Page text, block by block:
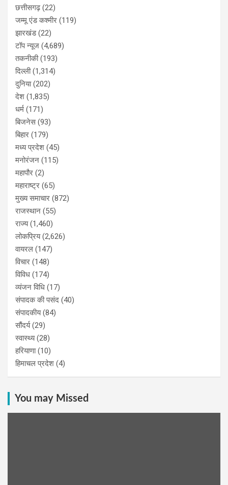
छत्तीसगढ़(22)
जम्मू एंड कश्मीर (119)
झारखंड(22)
टॉप न्यूज (4,689)
तकनीकी(193)
दिल्ली(1,314)
दुनिया(202)
देश (1,835)
धर्म (171)
बिजनेस(93)
बिहार (179)
मध्य प्रदेश (45)
मनोरंजन (115)
महापौर (2)
महाराष्ट्र (65)
मुख्य समाचार (872)
राजस्थान (55)
राज्य(1,460)
लोकप्रिय(2,626)
वायरल (147)
विचार (148)
विविध (174)
व्यंजन विधि (17)
संपादक की पसंद (40)
संपादकीय(84)
सौंदर्य(29)
स्वास्थ्य(28)
हरियाणा(10)
हिमाचल प्रदेश (4)
You may Missed